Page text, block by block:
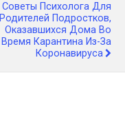
Советы Психолога Для
Родителей Подростков,
Оказавшихся Дома Во
Время Карантина Из-За
Коронавируса